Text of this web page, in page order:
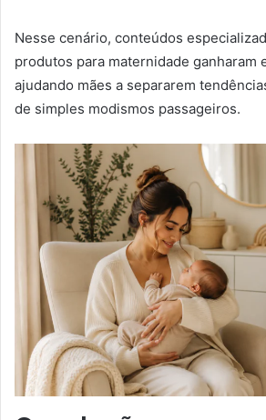
Nesse cenário, conteúdos
produtos para maternidade ganharam
ajudando mães a separarem
de simples modismos passageiros.